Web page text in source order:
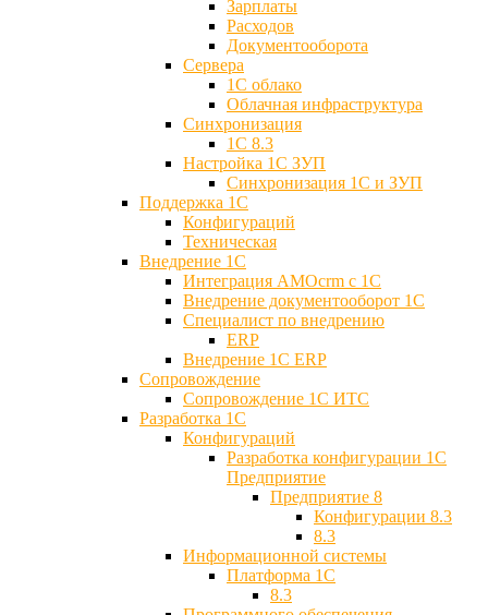
Зарплаты
Расходов
Документооборота
Сервера
1С облако
Облачная инфраструктура
Синхронизация
1С 8.3
Настройка 1С ЗУП
Синхронизация 1С и ЗУП
Поддержка 1С
Конфигураций
Техническая
Внедрение 1С
Интеграция AMOcrm с 1C
Внедрение документооборот 1С
Специалист по внедрению
ERP
Внедрение 1С ERP
Cопровождение
Cопровождение 1С ИТС
Разработка 1C
Конфигураций
Разработка конфигурации 1С
Предприятие
Предприятие 8
Конфигурации 8.3
8.3
Информационной системы
Платформа 1С
8.3